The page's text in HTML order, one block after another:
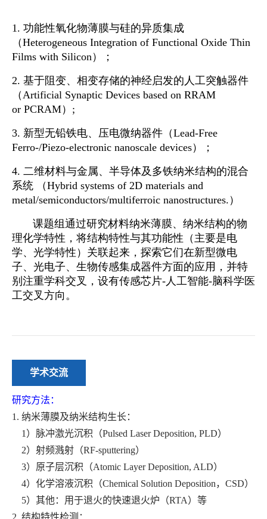
学术交流
研究方法：
1. 纳米薄膜及纳米结构生长：
1）脉冲激光沉积（Pulsed Laser Deposition, PLD）
2）射频溅射（RF-sputtering）
3）原子层沉积（Atomic Layer Deposition, ALD）
4）化学溶液沉积（Chemical Solution Deposition，CSD）
5）其他：用于退火的快速退火炉（RTA）等
2. 结构特性检测：